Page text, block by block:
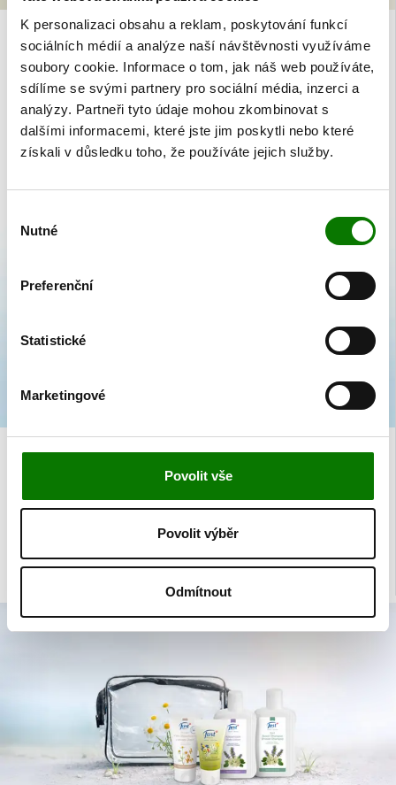
K personalizaci obsahu a reklam, poskytování funkcí
sociálních médií a analýze naší návštěvnosti využíváme
soubory cookie. Informace o tom, jak náš web používáte,
sdílíme se svými partnery pro sociální média, inzerci a
analýzy. Partneři tyto údaje mohou zkombinovat s
dalšími informacemi, které jste jim poskytli nebo které
získali v důsledku toho, že používáte jejich služby.
souhlasu
Nutné
Preferenční
Statistické
Marketingové
Povolit vše
Povolit výběr
Odmítnout
AKTUALITY
Kolekce Čtyřlístek zdraví
I když jsou letní prázdniny jen v půlce a všichni se ještě těšíme na výlety,
dovolené a posezení na terasách, které máme před sebou, je dobré se
Mimořádná nabídka
Nahlédněte do nabídky produktů, které není možné běžně zakoupit na
našem trhu.